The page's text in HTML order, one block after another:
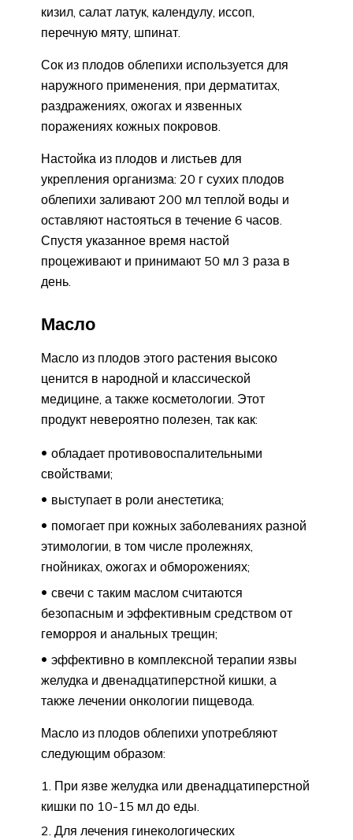
кизил, салат латук, календулу, иссоп,
перечную мяту, шпинат.
Сок из плодов облепихи используется для
наружного применения, при дерматитах,
раздражениях, ожогах и язвенных
поражениях кожных покровов.
Настойка из плодов и листьев для
укрепления организма: 20 г сухих плодов
облепихи заливают 200 мл теплой воды и
оставляют настояться в течение 6 часов.
Спустя указанное время настой
процеживают и принимают 50 мл 3 раза в
день.
Масло
Масло из плодов этого растения высоко
ценится в народной и классической
медицине, а также косметологии. Этот
продукт невероятно полезен, так как:
обладает противовоспалительными
свойствами;
выступает в роли анестетика;
помогает при кожных заболеваниях разной
этимологии, в том числе пролежнях,
гнойниках, ожогах и обморожениях;
свечи с таким маслом считаются
безопасным и эффективным средством от
геморроя и анальных трещин;
эффективно в комплексной терапии язвы
желудка и двенадцатиперстной кишки, а
также лечении онкологии пищевода.
Масло из плодов облепихи употребляют
следующим образом:
При язве желудка или двенадцатиперстной
кишки по 10-15 мл до еды.
Для лечения гинекологических